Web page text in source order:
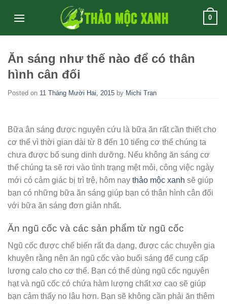
0
Ăn sáng như thế nào để có thân
hình cân đối
Posted on 11 Tháng Mười Hai, 2015 by Michi Tran
Bữa ân sáng được nguyên cứu là bữa ăn rất cần thiết cho
cơ thể vì thời gian dài từ 8 đến 10 tiếng cơ thể chúng ta
chưa được bổ sung dinh dưỡng. Nếu không ăn sáng cơ
thể chúng ta sẽ rơi vào tình trạng mệt mỏi, công việc ngày
mới có cảm giác bị trì trệ, hôm nay thảo mộc xanh sẽ giúp
bạn có những bữa ăn sáng giúp bạn có thân hình cân đối
với bữa ăn sáng đơn giản nhất.
Ăn ngũ cốc và các sản phẩm từ ngũ cốc
Ngũ cốc được chế biến rất đa dạng, được các chuyên gia
khuyên rằng nên ăn ngũ cốc vào buổi sáng để cung cấp
lượng calo cho cơ thể. Bạn có thể dùng ngũ cốc nguyên
hạt và ngũ cốc có chứa hàm lượng chất xơ cao sẽ giúp
bạn cảm thấy no lâu hơn. Bạn sẽ không cần phải ăn thêm